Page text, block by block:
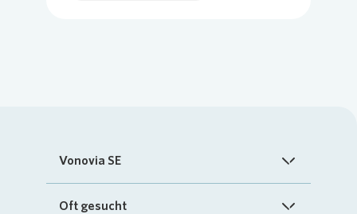
Vonovia SE
Startseite
Oft gesucht